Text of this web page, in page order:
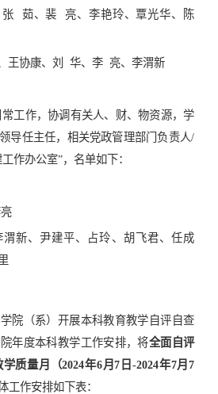
张 茹、裴
亮、李艳玲、覃光华、陈
王协康、刘 华、李 亮、李渭新
工作，协调有关人、财、物资源，学
导任主任，相关党政管理部门负责人/
作办公室”，名单如下：
渭新、尹建平、占玲、胡飞君、任成
学院（系）开展本科教育教学自评自查
年度本科教学工作安排，将全面自评
学质量月（2024年6月7 日-2024年7月7
工作安排如下表：